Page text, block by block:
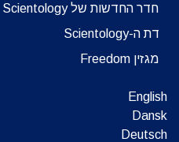
חדר החדשות של Scientology
דת ה-Scientology
מגזין Freedom
English
Dansk
Deutsch